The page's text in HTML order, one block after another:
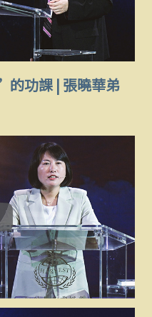
功課 | 張曉華弟